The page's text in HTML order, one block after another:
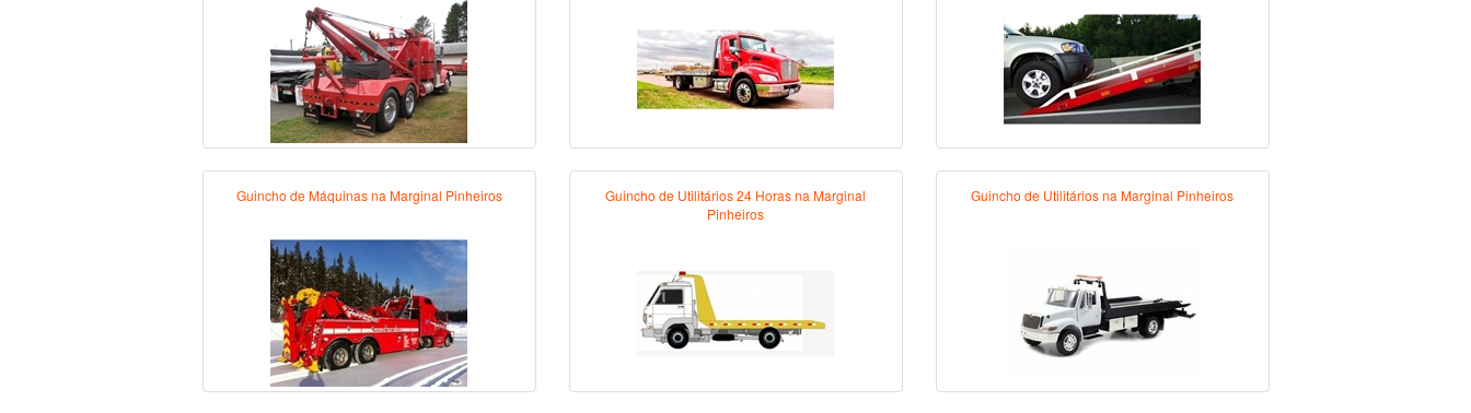
Guincho de Máquinas na Marginal Pinheiros
Guincho de Utilitários 24 Horas na Marginal
Pinheiros
Guincho de Utilitários na Marginal Pinheiros